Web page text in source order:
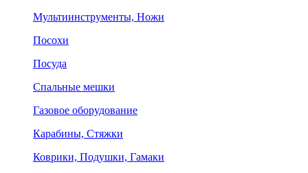
Мультиинструменты, Ножи
Посохи
Посуда
Спальные мешки
Газовое оборудование
Карабины, Стяжки
Коврики, Подушки, Гамаки